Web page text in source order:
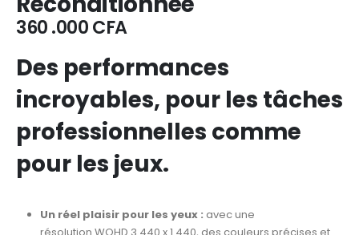
360 .000CFA
Des performances
incroyables, pour les tâches
professionnelles comme
pour les jeux.
Un réel plaisir pour les yeux : avec une